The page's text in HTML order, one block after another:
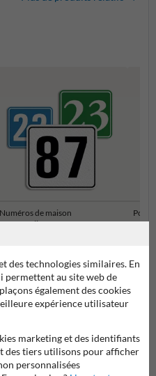
Numéros de maison
Personnalisés
plaques numéro de maison
des technologies similaires. En
permettent au site web de
également des cookies
expérience utilisateur
marketing et des identifiants
des tiers utilisons pour afficher
personnalisées